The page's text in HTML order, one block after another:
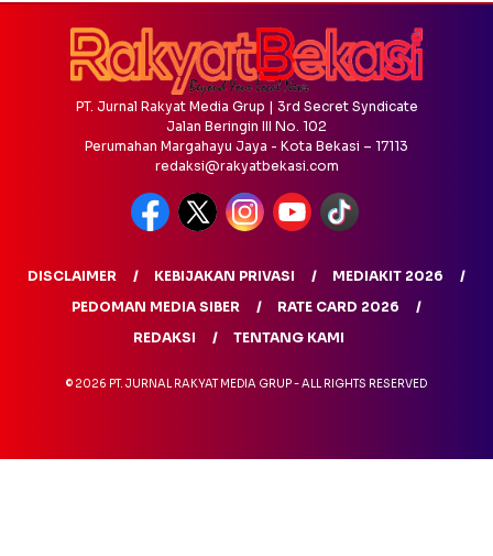
PT. Jurnal Rakyat Media Grup | 3rd Secret Syndicate
Jalan Beringin III No. 102
Perumahan Margahayu Jaya - Kota Bekasi – 17113
redaksi@rakyatbekasi.com
DISCLAIMER KEBIJAKAN PRIVASI
MEDIAKIT 2026
PEDOMAN MEDIA SIBER
RATE CARD 2026
REDAKSI
TENTANG KAMI
© 2026 PT. JURNAL RAKYAT MEDIA GRUP - ALL RIGHTS RESERVED